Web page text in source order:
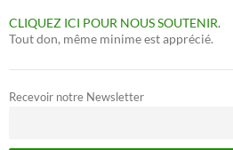
CLIQUEZ ICI POUR NOUS SOUTENIR.
Tout don, même minime est apprécié.
Recevoir notre Newsletter